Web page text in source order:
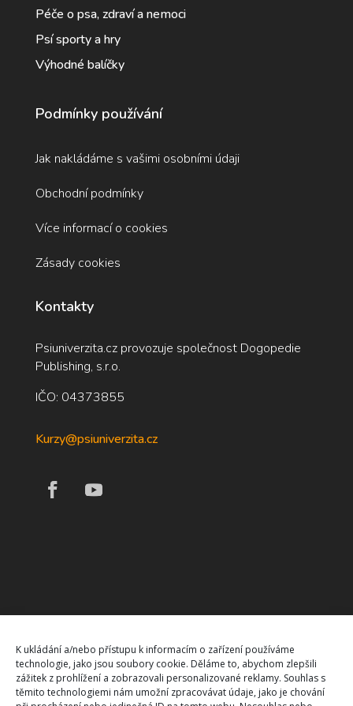
K ukládání a/nebo přístupu k informacím o zařízení používáme
technologie, jako jsou soubory cookie. Děláme to, abychom zlepšili
zážitek z prohlížení a zobrazovali personalizované reklamy. Souhlas s
těmito technologiemi nám umožní zpracovávat údaje, jako je chování
Péče o psa, zdraví a nemoci
Psí sporty a hry
Výhodné balíčky
Podmínky používání
Jak nakládáme s vašimi osobními údaji
Obchodní podmínky
Více informací o cookies
Zásady cookies
Kontakty
Psiuniverzita.cz provozuje společnost Dogopedie
Publishing, s.r.o.
IČO: 04373855
Kurzy@psiuniverzita.cz